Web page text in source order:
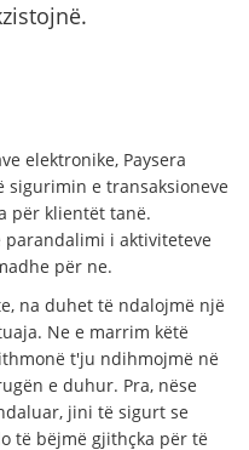
elektronike, Paysera
sigurimin e transaksioneve
për klientët tanë.
i aktiviteteve
për ne.
na duhet të ndalojmë një
Ne e marrim këtë
t'ju ndihmojmë në
e duhur. Pra, nëse
jini të sigurt se
të bëjmë gjithçka për të